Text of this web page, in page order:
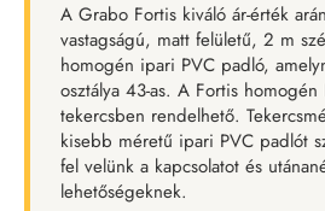
A Grabo Fortis kiváló ár-érték
vastagságú, matt felületű, 2 m
homogén ipari PVC padló,
osztálya 43-as. A Fortis
tekercsben rendelhető.
kisebb méretű ipari PVC padlót
fel velünk a kapcsolatot és
lehetőségeknek.